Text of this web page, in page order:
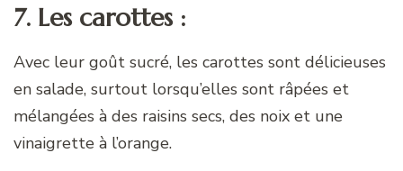
7. Les carottes :
Avec leur goût sucré, les carottes sont délicieuses
en salade, surtout lorsqu’elles sont râpées et
mélangées à des raisins secs, des noix et une
vinaigrette à l’orange.